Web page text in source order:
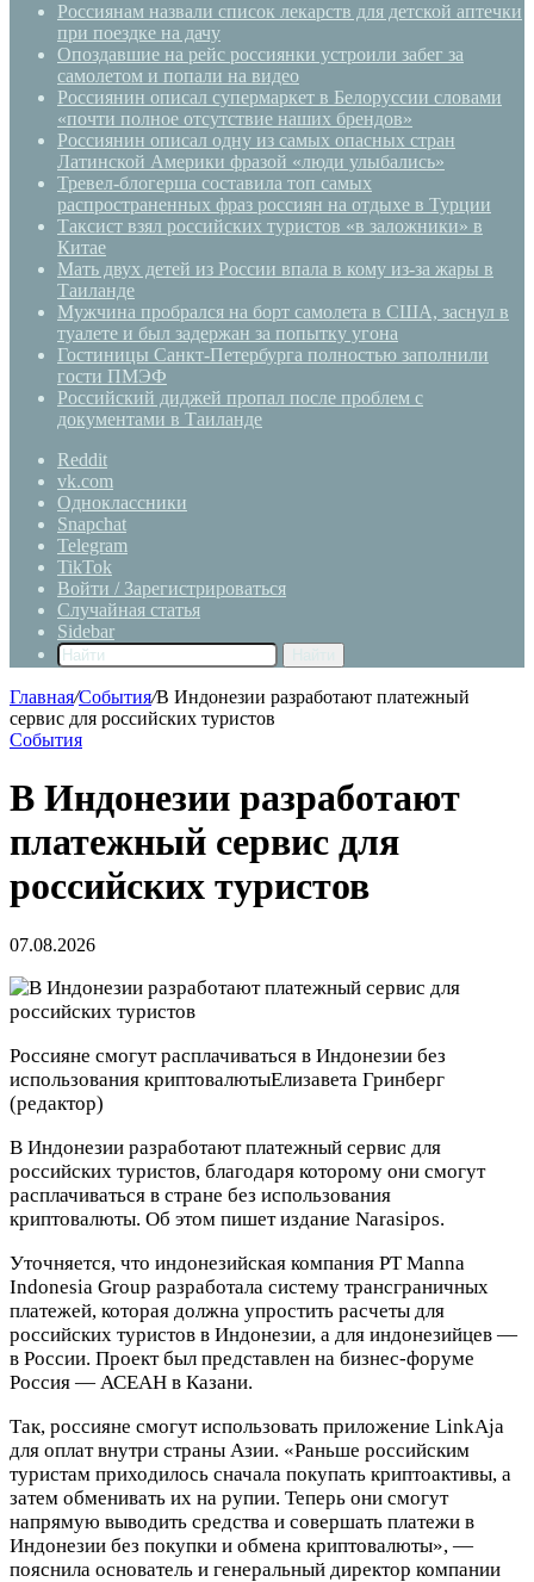
Россиянам назвали список лекарств для детской аптечки
при поездке на дачу
Опоздавшие на рейс россиянки устроили забег за
самолетом и попали на видео
Россиянин описал супермаркет в Белоруссии словами
«почти полное отсутствие наших брендов»
Россиянин описал одну из самых опасных стран
Латинской Америки фразой «люди улыбались»
Тревел-блогерша составила топ самых
распространенных фраз россиян на отдыхе в Турции
Таксист взял российских туристов «в заложники» в
Китае
Мать двух детей из России впала в кому из-за жары в
Таиланде
Мужчина пробрался на борт самолета в США, заснул в
туалете и был задержан за попытку угона
Гостиницы Санкт-Петербурга полностью заполнили
гости ПМЭФ
Российский диджей пропал после проблем с
документами в Таиланде
Reddit
vk.com
Одноклассники
Snapchat
Telegram
TikTok
Войти / Зарегистрироваться
Случайная статья
Sidebar
Главная/События/В Индонезии разработают платежный
сервис для российских туристов
События
В Индонезии разработают
платежный сервис для
российских туристов
07.08.2026
Россияне смогут расплачиваться в Индонезии без
использования криптовалютыЕлизавета Гринберг
(редактор)
В Индонезии разработают платежный сервис для
российских туристов, благодаря которому они смогут
расплачиваться в стране без использования
криптовалюты. Об этом пишет издание Narasipos.
Уточняется, что индонезийская компания PT Manna
Indonesia Group разработала систему трансграничных
платежей, которая должна упростить расчеты для
российских туристов в Индонезии, а для индонезийцев —
в России. Проект был представлен на бизнес-форуме
Россия — АСЕАН в Казани.
Так, россияне смогут использовать приложение LinkAja
для оплат внутри страны Азии. «Раньше российским
туристам приходилось сначала покупать криптоактивы, а
затем обменивать их на рупии. Теперь они смогут
напрямую выводить средства и совершать платежи в
Индонезии без покупки и обмена криптовалюты», —
пояснила основатель и генеральный директор компании